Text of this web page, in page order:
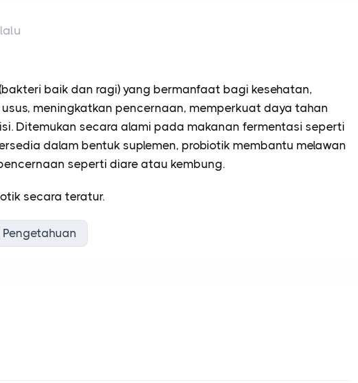
baik dan ragi) yang bermanfaat bagi kesehatan,
meningkatkan pencernaan, memperkuat daya tahan
. Ditemukan secara alami pada makanan fermentasi seperti
dalam bentuk suplemen, probiotik membantu melawan
seperti diare atau kembung.
secara teratur.
Pengetahuan